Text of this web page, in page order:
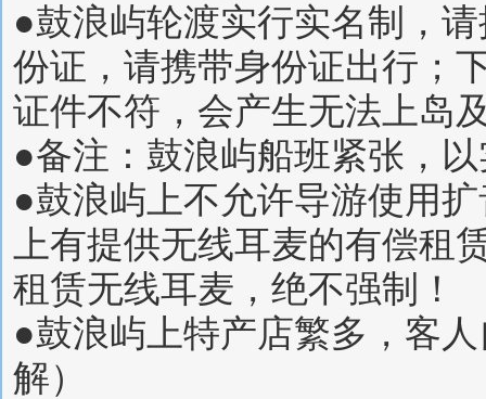
●鼓浪屿轮渡实行实名制，
份证，请携带身份证出行；
证件不符，会产生无法上岛
●备注：鼓浪屿船班紧张，
●鼓浪屿上不允许导游使用
上有提供无线耳麦的有偿租
租赁无线耳麦，绝不强制！
●鼓浪屿上特产店繁多，客
解）